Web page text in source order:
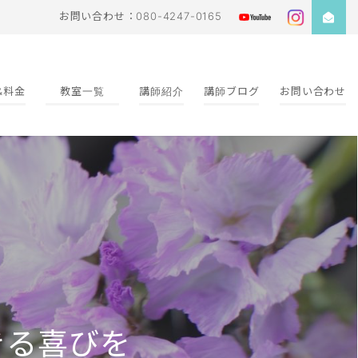
お問い合わせ：080-4247-0165
料金 教室一覧 講師紹介 講師ブログ お問い合わせ
喜びを